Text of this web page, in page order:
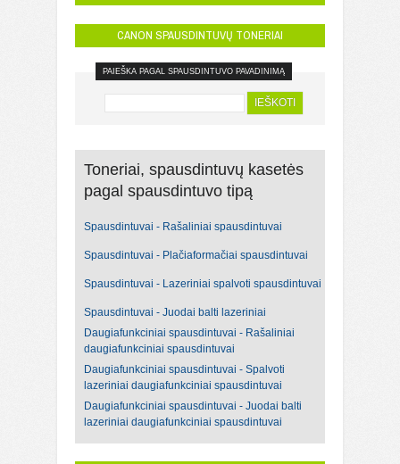
CANON SPAUSDINTUVŲ TONERIAI
PAIEŠKA PAGAL SPAUSDINTUVO PAVADINIMĄ
IEŠKOTI
Toneriai, spausdintuvų kasetės
pagal spausdintuvo tipą
Spausdintuvai - Rašaliniai spausdintuvai
Spausdintuvai - Plačiaformačiai spausdintuvai
Spausdintuvai - Lazeriniai spalvoti spausdintuvai
Spausdintuvai - Juodai balti lazeriniai
Daugiafunkciniai spausdintuvai - Rašaliniai
daugiafunkciniai spausdintuvai
Daugiafunkciniai spausdintuvai - Spalvoti
lazeriniai daugiafunkciniai spausdintuvai
Daugiafunkciniai spausdintuvai - Juodai balti
lazeriniai daugiafunkciniai spausdintuvai